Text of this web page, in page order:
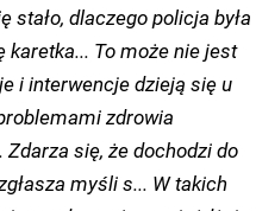
stało, dlaczego policja była
karetka... To może nie jest
i interwencje dzieją się u
zdrowia
się, że dochodzi do
myśli s... W takich